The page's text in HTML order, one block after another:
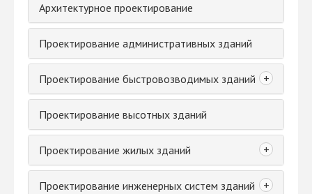
Архитектурное проектирование
Проектирование административных зданий
Проектирование быстровозводимых зданий +
Проектирование высотных зданий
Проектирование жилых зданий +
Проектирование инженерных систем зданий +